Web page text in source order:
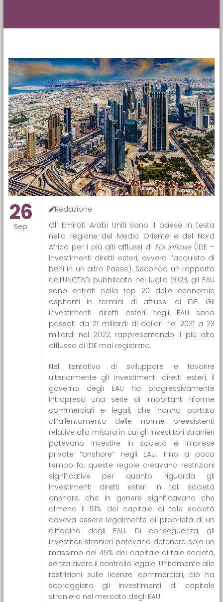
26
Sep
Redazione
Gli Emirati Arabi Uniti sono il paese in testa
nella regione del Medio Oriente e del Nord
Africa per i più alti afflussi di FDI inflows(IDE –
investimenti diretti esteri, ovvero l’acquisto di
beni in un altro Paese). Secondo un rapporto
dell’UNCTAD pubblicato nel luglio 2023, gli EAU
sono entrati nella top 20 delle economie
ospitanti in termini di afflussi di IDE. Gli
investimenti diretti esteri negli EAU sono
passati da 21 miliardi di dollari nel 2021 a 23
miliardi nel 2022, rappresentando il più alto
afflusso di IDE mai registrato.
Nel tentativo di sviluppare e favorire
ulteriormente gli investimenti diretti esteri, il
governo degli EAU ha progressivamente
intrapreso una serie di importanti riforme
commerciali e legali, che hanno portato
all’allentamento delle norme preesistenti
relative alla misura in cui gli investitori stranieri
potevano investire in società e imprese
private “onshore” negli EAU. Fino a poco
tempo fa, queste regole creavano restrizioni
significative per quanto riguarda gli
investimenti diretti esteri in tali società
onshore, che in genere significavano che
almeno il 51% del capitale di tale società
doveva essere legalmente di proprietà di un
cittadino degli EAU. Di conseguenza, gli
investitori stranieri potevano detenere solo un
massimo del 49% del capitale di tale società,
senza avere il controllo legale. Unitamente alle
restrizioni sulle licenze commerciali, ciò ha
scoraggiato gli investimenti di capitale
straniero nel mercato degli EAU.